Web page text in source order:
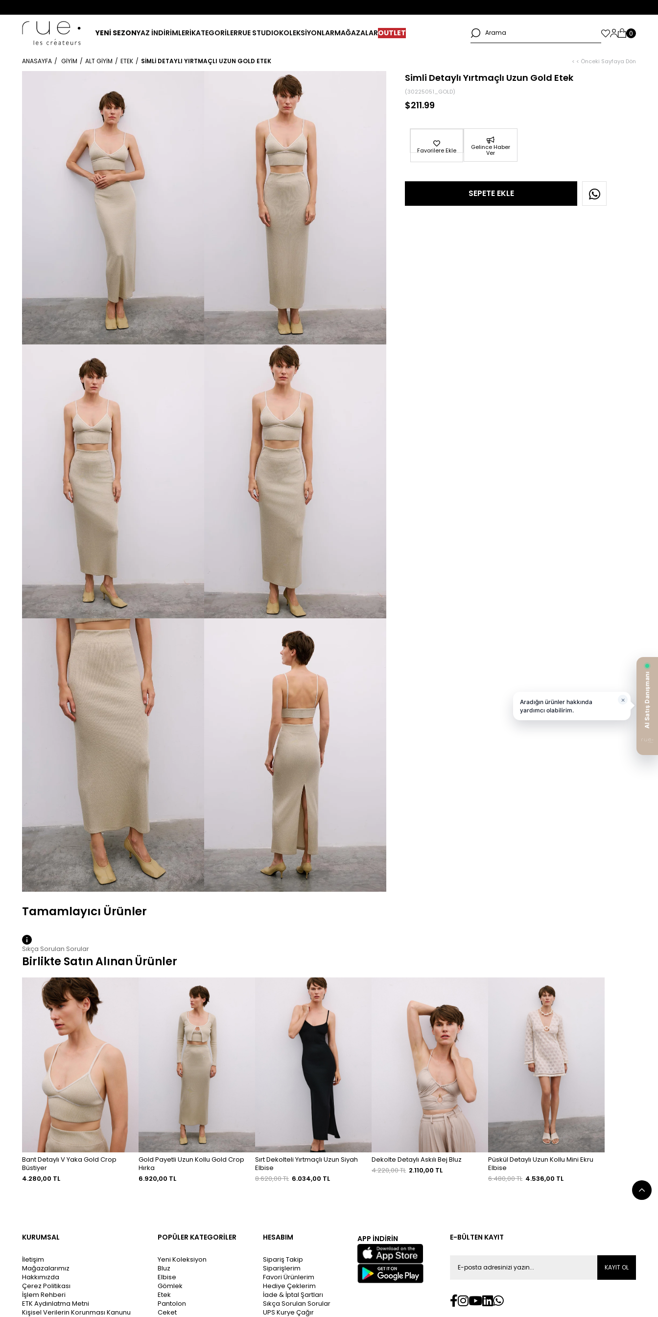
YENİ SEZONYAZ İNDİRİMLERİKATEGORİLERRUE STUDIOKOLEKSİYONLARMAĞAZALAROUTLET
ANASAYFA GIYIM ALT GIYIM ETEK SIMLI DETAYLI YIRTMAÇLI UZUN GOLD ETEK < < Önceki Sayfaya Dön
Simli Detaylı Yırtmaçlı Uzun Gold Etek
(30225051_GOLD)
$211.99
Favorilere Ekle Gelince Haber
Ver
Sıkça Sorulan Sorular
Birlikte Satın Alınan Ürünler
Bant Detaylı V Yaka Gold Crop
Büstiyer
4.280,00 TL
Gold Payetli Uzun Kollu Gold Crop
Hırka
6.920,00 TL
Sırt Dekolteli Yırtmaçlı Uzun Siyah
Elbise
8.620,00 TL 6.034,00 TL
Dekolte Detaylı Askılı Bej Bluz
4.220,00 TL 2.110,00 TL
Püskül Detaylı Uzun Kollu Mini Ekru
Elbise
6.480,00 TL 4.536,00 TL
KURUMSAL
İletişim
Mağazalarımız
Hakkımızda
Çerez Politikası
İşlem Rehberi
ETK Aydınlatma Metni
Kişisel Verilerin Korunması Kanunu
POPÜLER KATEGORİLER
Yeni Koleksiyon
Bluz
Elbise
Gömlek
Etek
Pantolon
Ceket
HESABIM
Sipariş Takip
Siparişlerim
Favori Ürünlerim
Hediye Çeklerim
İade & İptal Şartları
Sıkça Sorulan Sorular
UPS Kurye Çağır
APP İNDİRİN E-BÜLTEN KAYIT
KAYIT OL